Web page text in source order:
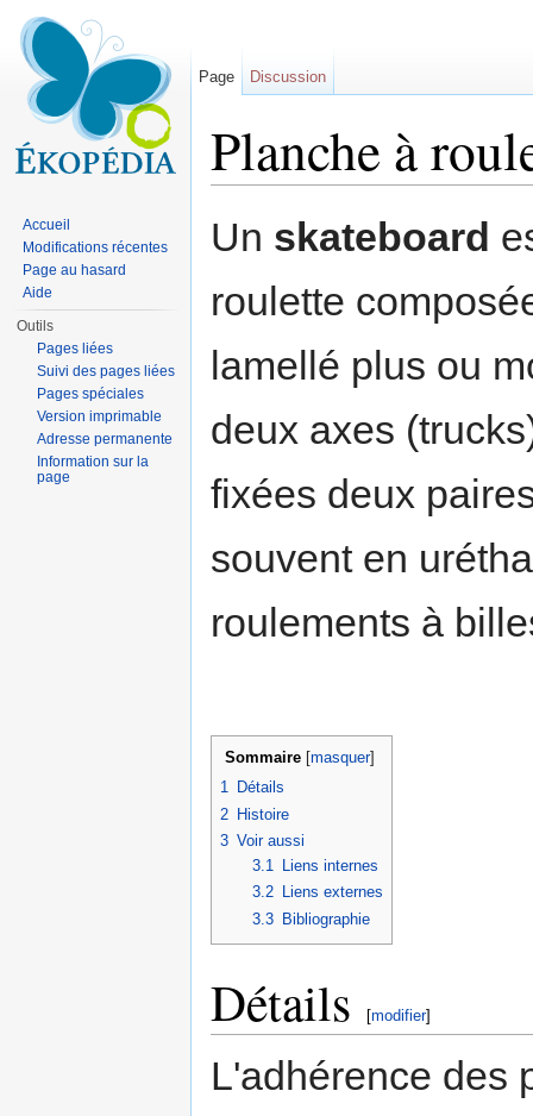
Planche à
Un skateboard
roulette
lamellé plus ou
deux axes
fixées deux
souvent en
roulements à
Sommaire[ masquer]
1 Détails
2 Histoire
3 Voir aussi
3.1
Liens internes
3.2
Liens externes
3.3
Bibliographie
Détails [modifier]
L'adhérence des
Page Discussion
Accueil
Modifications récentes
Page au hasard
Aide
Outils
Pages liées
Suivi des pages liées
Pages spéciales
Version imprimable
Adresse permanente
Information sur la
page